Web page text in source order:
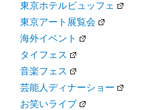
東京ホテルビュッフェ
東京アート展覧会
海外イベント
タイフェス
音楽フェス
芸能人ディナーショー
お笑いライブ